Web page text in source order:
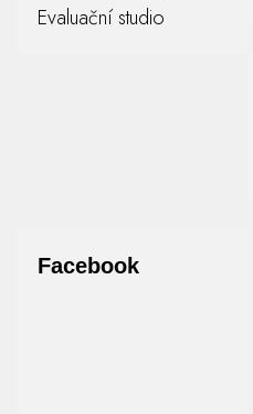
Evaluační studio
Facebook